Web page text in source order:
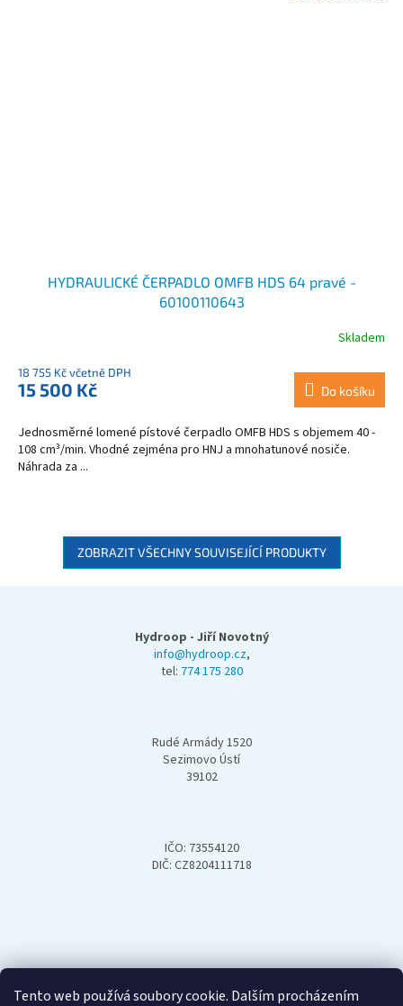
Tento web používá soubory cookie. Dalším procházením
HYDRAULICKÉ ČERPADLO OMFB HDS 64 pravé -
60100110643
Skladem
18 755 Kč včetně DPH
15 500 Kč Do košíku
Jednosměrné lomené pístové čerpadlo OMFB HDS s objemem 40 -
108 cm³/min. Vhodné zejména pro HNJ a mnohatunové nosiče.
Náhrada za ...
ZOBRAZIT VŠECHNY SOUVISEJÍCÍ PRODUKTY
Hydroop - Jiří Novotný
info@hydroop.cz,
tel: 774 175 280
Rudé Armády 1520
Sezimovo Ústí
39102
IČO: 73554120
DIČ: CZ8204111718